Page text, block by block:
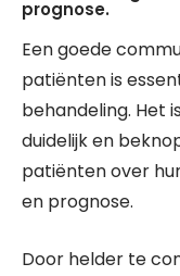
prognose.
Een goede
patiënten is
behandeling. Het
duidelijk en
patiënten over
en prognose.
Door helder te